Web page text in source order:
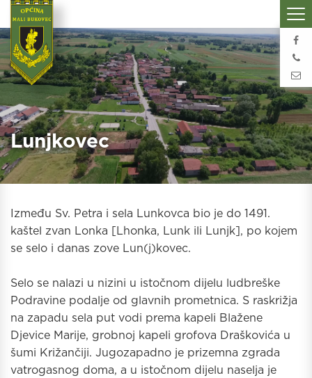
Lunjkovec
Između Sv. Petra i sela Lunkovca bio je do 1491.
kaštel zvan Lonka [Lhonka, Lunk ili Lunjk], po kojem
se selo i danas zove Lun(j)kovec.
Selo se nalazi u nizini u istočnom dijelu ludbreške
Podravine podalje od glavnih prometnica. S raskrižja
na zapadu sela put vodi prema kapeli Blažene
Djevice Marije, grobnoj kapeli grofova Draškovića u
šumi Križančiji. Jugozapadno je prizemna zgrada
vatrogasnog doma, a u istočnom dijelu naselja je